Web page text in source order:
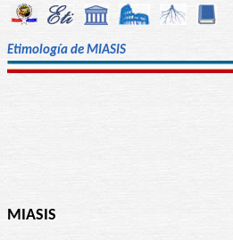
Etimología de MIASIS
MIASIS